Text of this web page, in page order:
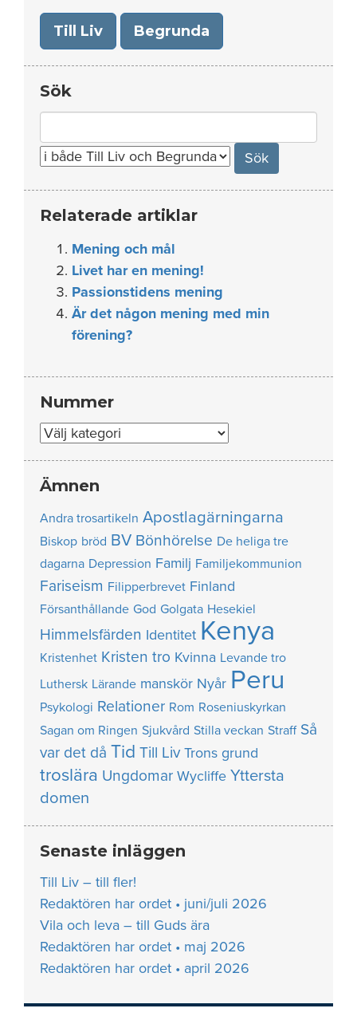
Till Liv Begrunda
Sök
for:
Relaterade artiklar
Mening och mål
Livet har en mening!
Passionstidens mening
Är det någon mening med min
förening?
Nummer
Nummer
Ämnen
Andra trosartikeln Apostlagärningarna
Biskop bröd BV Bönhörelse De heliga tre
dagarna Depression Familj Familjekommunion
Fariseism Filipperbrevet Finland
Försanthållande God Golgata Hesekiel
Himmelsfärden Identitet Kenya
Kristenhet Kristen tro Kvinna Levande tro
Luthersk Lärande manskör Nyår Peru
Psykologi Relationer Rom Roseniuskyrkan
Sagan om Ringen Sjukvård Stilla veckan Straff Så
var det då Tid Till Liv Trons grund
troslära Ungdomar Wycliffe Yttersta
domen
Senaste inläggen
Till Liv – till fler!
Redaktören har ordet • juni/juli 2026
Vila och leva – till Guds ära
Redaktören har ordet • maj 2026
Redaktören har ordet • april 2026